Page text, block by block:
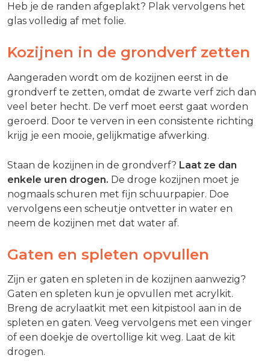
Heb je de randen afgeplakt? Plak vervolgens het
glas volledig af met folie.
Kozijnen in de grondverf zetten
Aangeraden wordt om de kozijnen eerst in de
grondverf te zetten, omdat de zwarte verf zich dan
veel beter hecht. De verf moet eerst gaat worden
geroerd. Door te verven in een consistente richting
krijg je een mooie, gelijkmatige afwerking.
Staan de kozijnen in de grondverf? Laat ze dan
enkele uren drogen. De droge kozijnen moet je
nogmaals schuren met fijn schuurpapier. Doe
vervolgens een scheutje ontvetter in water en
neem de kozijnen met dat water af.
Gaten en spleten opvullen
Zijn er gaten en spleten in de kozijnen aanwezig?
Gaten en spleten kun je opvullen met acrylkit.
Breng de acrylaatkit met een kitpistool aan in de
spleten en gaten. Veeg vervolgens met een vinger
of een doekje de overtollige kit weg. Laat de kit
drogen.